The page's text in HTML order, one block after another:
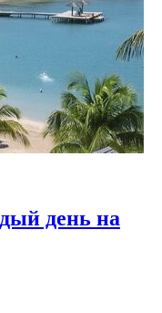
день на